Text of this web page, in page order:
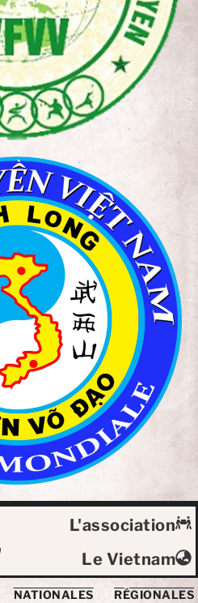
L'association
Le Vietnam
NATIONALES
RÉGIONALES